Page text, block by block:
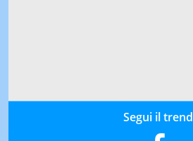
Segui il trend